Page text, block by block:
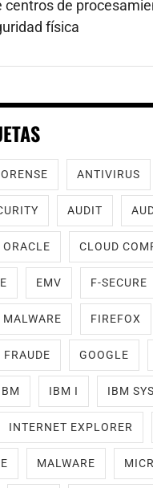
centros de
física
ANTIVIRUS
AUDIT
CLOUD
EMV F-SECURE
FIREFOX
FRAUDE GOOGLE
IBM I IBM
INTERNET EXPLORER
MALWARE